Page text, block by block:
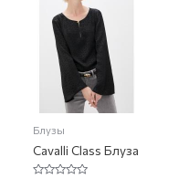
Блузы
Cavalli Class Блуза